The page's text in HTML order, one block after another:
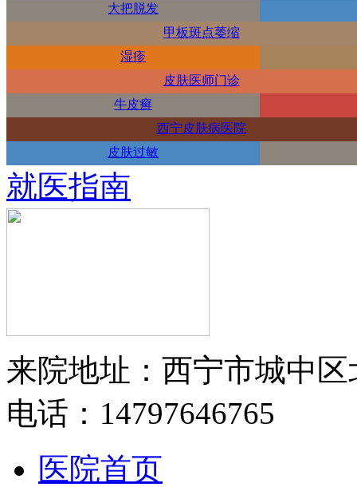
大把脱发
甲板斑点萎缩
湿疹
皮肤医师门诊
牛皮癣
西宁皮肤病医院
皮肤过敏
就医指南
来院地址：西宁市城中区
电话：14797646765
医院首页